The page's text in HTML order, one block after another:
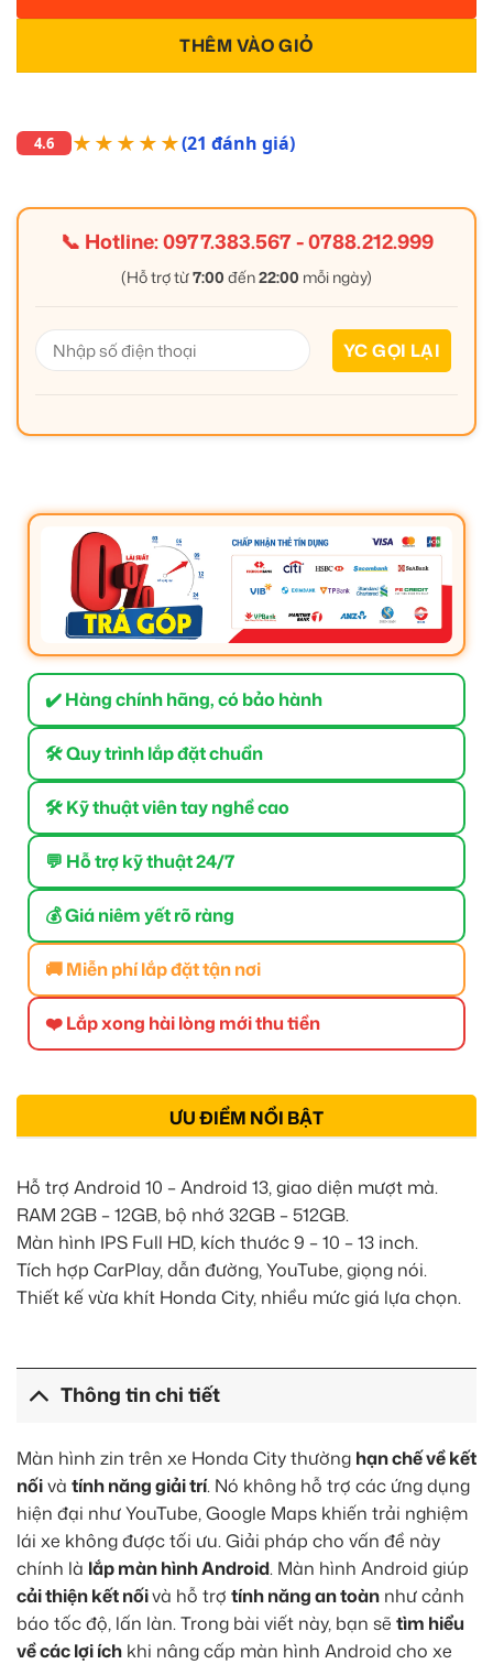
THÊM VÀO GIỎ
4.6 ★★★★★(21 đánh giá)
📞 Hotline:0977.383.567-0788.212.999
(Hỗ trợ từ7:00 đến22:00 mỗi ngày)
✔️ Hàng chính hãng, có bảo hành
🛠 Quy trình lắp đặt chuẩn
🛠 Kỹ thuật viên tay nghề cao
💬 Hỗ trợ kỹ thuật 24/7
💰 Giá niêm yết rõ ràng
🚚 Miễn phí lắp đặt tận nơi
❤️ Lắp xong hài lòng mới thu tiền
ƯU ĐIỂM NỔI BẬT
Hỗ trợ Android 10 – Android 13, giao diện mượt mà.
RAM 2GB – 12GB, bộ nhớ 32GB – 512GB.
Màn hình IPS Full HD, kích thước 9 – 10 – 13 inch.
Tích hợp CarPlay, dẫn đường, YouTube, giọng nói.
Thiết kế vừa khít Honda City, nhiều mức giá lựa chọn.
Thông tin chi tiết
Màn hình zin trên xe Honda City thường hạn chế về kết
nốivà tính năng giải trí. Nó không hỗ trợ các ứng dụng
hiện đại như YouTube, Google Maps khiến trải nghiệm
lái xe không được tối ưu. Giải pháp cho vấn đề này
chính là lắp màn hình Android. Màn hình Android giúp
cải thiện kết nốivà hỗ trợ tính năng an toàn như cảnh
báo tốc độ, lấn làn. Trong bài viết này, bạn sẽ tìm hiểu
về các lợi ích khi nâng cấp màn hình Android cho xe